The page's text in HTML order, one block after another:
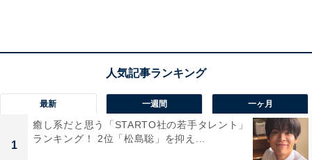
最新 一週間 一ヶ月
1
癒し系だと思う「STARTO社の若手タレント」
ランキング！ 2位「松島聡」を抑え...